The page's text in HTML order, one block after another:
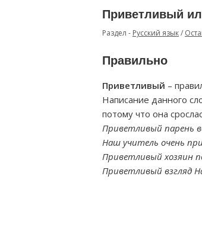
Приветливый
Раздел - Русский язык/
Правильно
Приветливый –
Написание данного
потому что она
Приветливый парень
Наш учитель очень
Приветливый хозяин
Приветливый взгляд